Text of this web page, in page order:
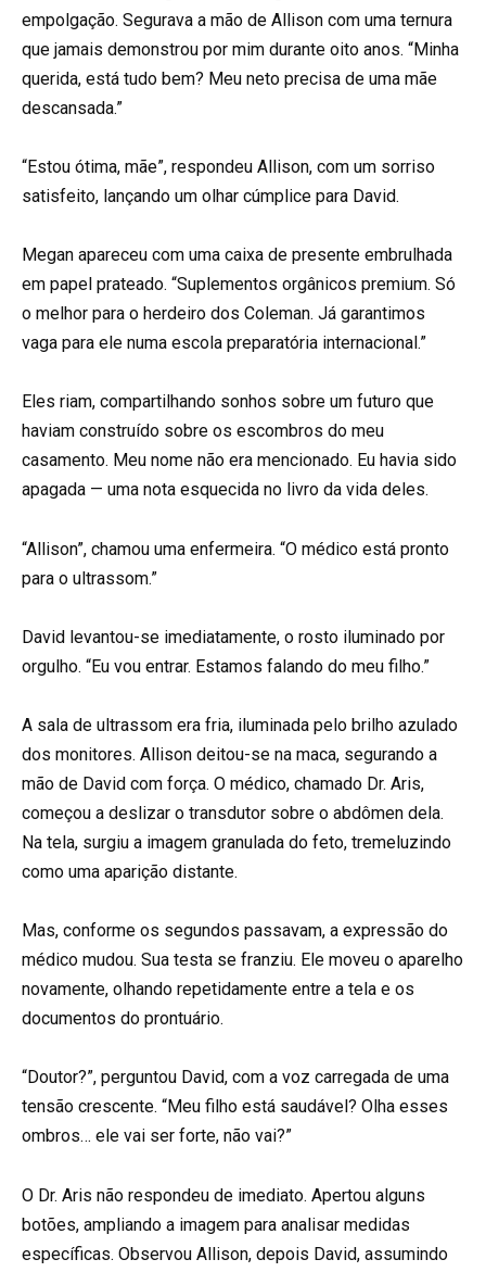
empolgação. Segurava a mão de Allison com uma ternura
que jamais demonstrou por mim durante oito anos. “Minha
querida, está tudo bem? Meu neto precisa de uma mãe
descansada.”
“Estou ótima, mãe”, respondeu Allison, com um sorriso
satisfeito, lançando um olhar cúmplice para David.
Megan apareceu com uma caixa de presente embrulhada
em papel prateado. “Suplementos orgânicos premium. Só
o melhor para o herdeiro dos Coleman. Já garantimos
vaga para ele numa escola preparatória internacional.”
Eles riam, compartilhando sonhos sobre um futuro que
haviam construído sobre os escombros do meu
casamento. Meu nome não era mencionado. Eu havia sido
apagada — uma nota esquecida no livro da vida deles.
“Allison”, chamou uma enfermeira. “O médico está pronto
para o ultrassom.”
David levantou-se imediatamente, o rosto iluminado por
orgulho. “Eu vou entrar. Estamos falando do meu filho.”
A sala de ultrassom era fria, iluminada pelo brilho azulado
dos monitores. Allison deitou-se na maca, segurando a
mão de David com força. O médico, chamado Dr. Aris,
começou a deslizar o transdutor sobre o abdômen dela.
Na tela, surgiu a imagem granulada do feto, tremeluzindo
como uma aparição distante.
Mas, conforme os segundos passavam, a expressão do
médico mudou. Sua testa se franziu. Ele moveu o aparelho
novamente, olhando repetidamente entre a tela e os
documentos do prontuário.
“Doutor?”, perguntou David, com a voz carregada de uma
tensão crescente. “Meu filho está saudável? Olha esses
ombros… ele vai ser forte, não vai?”
O Dr. Aris não respondeu de imediato. Apertou alguns
botões, ampliando a imagem para analisar medidas
específicas. Observou Allison, depois David, assumindo